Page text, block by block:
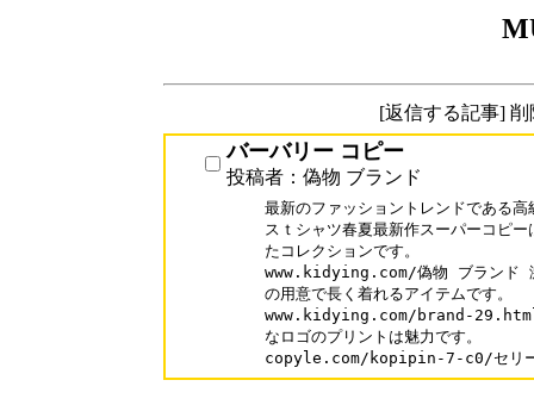
[返信する記事]
バーバリー コピー
投稿者：偽物 ブランド
最新のファッショントレンドである
スｔシャツ春夏最新作スーパーコピ
たコレクションです。
www.kidying.com/偽物 ブランド 激
の用意で長く着れるアイテムです。
www.kidying.com/brand-29.html
なロゴのプリントは魅力です。
copyle.com/kopipin-7-c0/セリー